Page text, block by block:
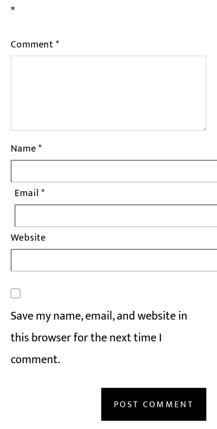
*
Comment*
Name*
Email*
Website
Save my name, email, and website in
this browser for the next time I
comment.